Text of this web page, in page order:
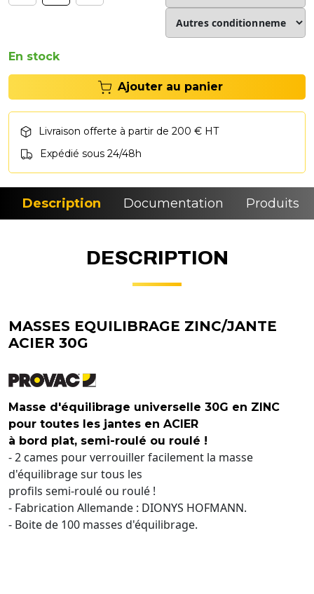
En stock
Ajouter au panier
Livraison offerte à partir de 200 € HT
Expédié sous 24/48h
Description Documentation Produits
DESCRIPTION
MASSES EQUILIBRAGE ZINC/JANTE
ACIER 30G
Masse d'équilibrage universelle 30G en ZINC
pour toutes les jantes en ACIER
à bord plat, semi-roulé ou roulé !
- 2 cames pour verrouiller facilement la masse
d'équilibrage sur tous les
profils semi-roulé ou roulé !
- Fabrication Allemande : DIONYS HOFMANN.
- Boite de 100 masses d'équilibrage.